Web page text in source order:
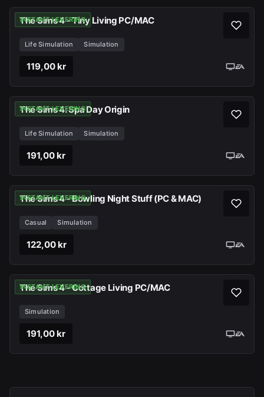
INSTANT LEVERING
The Sims 4 - Tiny Living PC/MAC
Life Simulation Simulation
119,00 kr
INSTANT LEVERING
The Sims 4: Spa Day Origin
Life Simulation Simulation
191,00 kr
INSTANT LEVERING
The Sims 4 - Bowling Night Stuff (PC & MAC)
Casual Simulation
122,00 kr
INSTANT LEVERING
The Sims 4 - Cottage Living PC/MAC
Simulation
191,00 kr